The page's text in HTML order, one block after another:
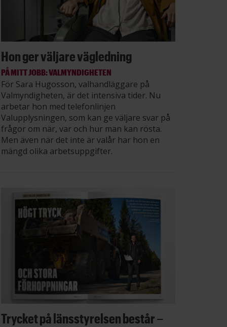
Hon ger väljare vägledning
PÅ MITT JOBB: VALMYNDIGHETEN
För Sara Hugosson, valhandläggare på
Valmyndigheten, är det intensiva tider. Nu
arbetar hon med telefonlinjen
Valupplysningen, som kan ge väljare svar på
frågor om när, var och hur man kan rösta.
Men även när det inte är valår har hon en
mängd olika arbetsuppgifter.
Trycket på länsstyrelsen består –